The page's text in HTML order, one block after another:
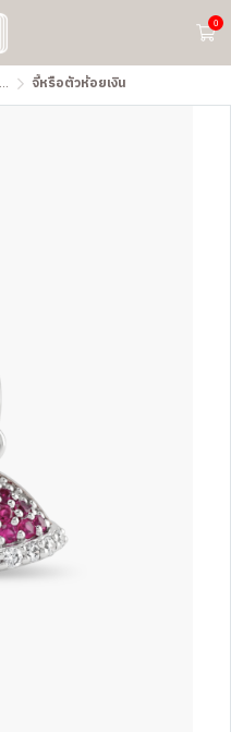
0
จี้หรือตัวห้อยเงิน